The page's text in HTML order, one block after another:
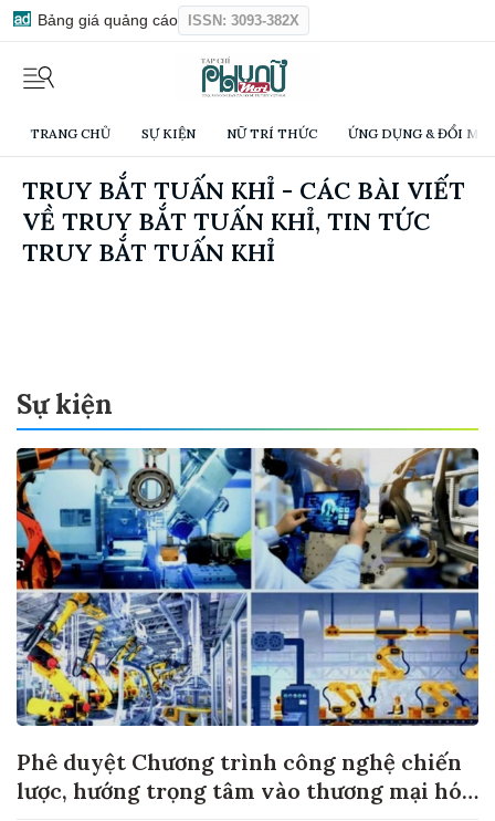
Bảng giá quảng cáo ISSN: 3093-382X
TRANG CHỦ SỰ KIỆN NỮ TRÍ THỨC ỨNG DỤNG & ĐỔI
TRUY BẮT TUẤN KHỈ - CÁC BÀI VIẾT
VỀ TRUY BẮT TUẤN KHỈ, TIN TỨC
TRUY BẮT TUẤN KHỈ
Sự kiện
Phê duyệt Chương trình công nghệ chiến
lược, hướng trọng tâm vào thương mại hóa